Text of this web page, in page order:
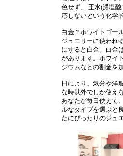
色せず、 王水(濃塩
応しないという化学
白金？ホワイトゴー
ジュエリーに使われ
にすると白金。白金
があります。ホワイ
ジウムなどの割金を
日により、気分や洋
な時以外でしか使え
あなたが毎日使えて
ルなタイプを選ぶと
たにぴったりのジュ